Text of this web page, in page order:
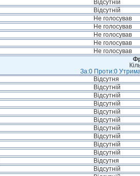
Відсутній
Відсутній
Не голосував
Не голосував
Не голосував
Не голосував
Не голосував
За:0 Проти:0
Відсутня
Відсутній
Відсутній
Відсутній
Відсутній
Відсутній
Відсутній
Відсутній
Відсутній
Відсутній
Відсутня
Відсутній